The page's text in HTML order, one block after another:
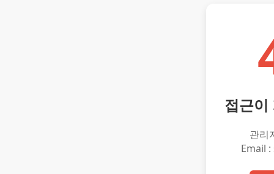
접근이
관리
Email